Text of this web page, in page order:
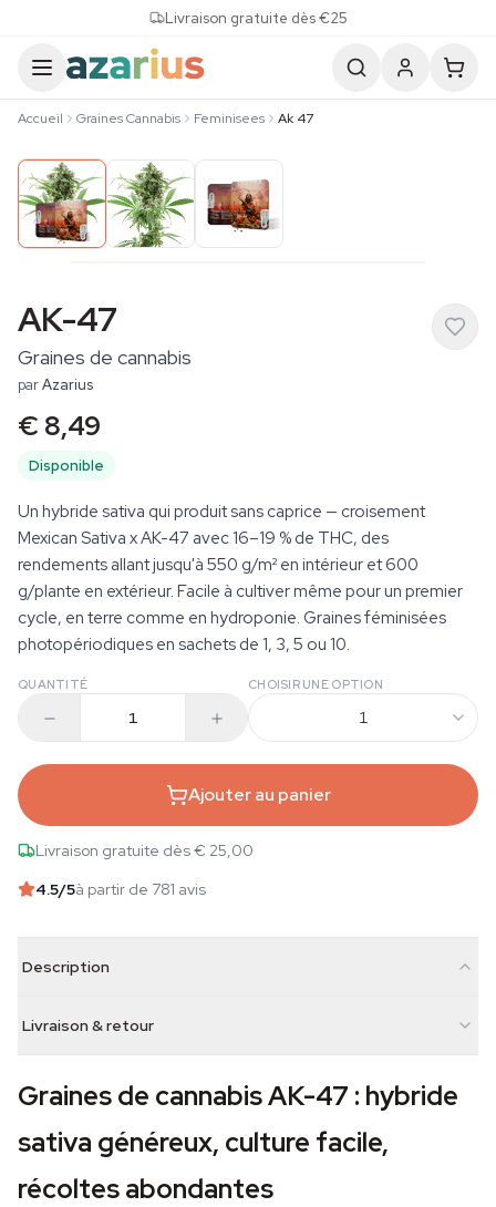
Livraison gratuite dès €25
Accueil Graines Cannabis Feminisees Ak 47
AK-47
Graines de cannabis
parAzarius
€ 8,49
Disponible
Un hybride sativa qui produit sans caprice — croisement
Mexican Sativa x AK-47 avec 16–19 % de THC, des
rendements allant jusqu'à 550 g/m² en intérieur et 600
g/plante en extérieur. Facile à cultiver même pour un premier
cycle, en terre comme en hydroponie. Graines féminisées
photopériodiques en sachets de 1, 3, 5 ou 10.
QUANTITÉ CHOISIR UNE OPTION
1
Ajouter au panier
Livraison gratuite dès € 25,00
4.5/5à partir de 781 avis
Description
Livraison & retour
Graines de cannabis AK-47 : hybride
sativa généreux, culture facile,
récoltes abondantes